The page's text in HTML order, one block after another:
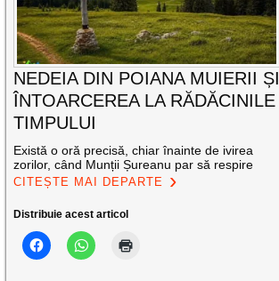
NEDEIA DIN POIANA MUIERII ȘI
ÎNTOARCEREA LA RĂDĂCINILE
TIMPULUI
Există o oră precisă, chiar înainte de ivirea
zorilor, când Munții Șureanu par să respire
CITEȘTE MAI DEPARTE
Distribuie acest articol